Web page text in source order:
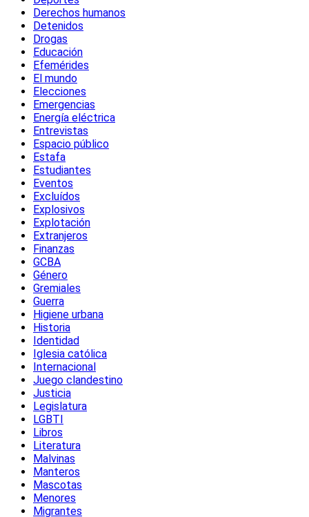
Derechos humanos
Detenidos
Drogas
Educación
Efemérides
El mundo
Elecciones
Emergencias
Energía eléctrica
Entrevistas
Espacio público
Estafa
Estudiantes
Eventos
Excluídos
Explosivos
Explotación
Extranjeros
Finanzas
GCBA
Género
Gremiales
Guerra
Higiene urbana
Historia
Identidad
Iglesia católica
Internacional
Juego clandestino
Justicia
Legislatura
LGBTI
Libros
Literatura
Malvinas
Manteros
Mascotas
Menores
Migrantes